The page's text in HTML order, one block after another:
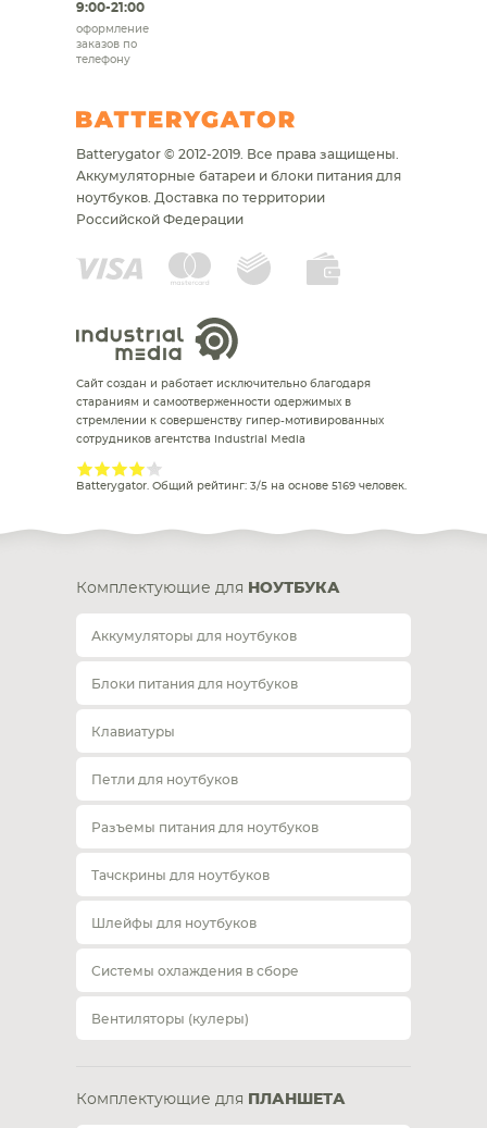
9:00-21:00
оформление
заказов по
телефону
Batterygator © 2012-2019. Все права защищены.
Аккумуляторные батареи и блоки питания для
ноутбуков. Доставка по территории
Российской Федерации
Сайт создан и работает исключительно благодаря
стараниям и самоотверженности одержимых в
стремлении к совершенству гипер-мотивированных
сотрудников агентства Industrial Media
Batterygator. Общий рейтинг: 3/5 на основе 5169 человек.
Комплектующие для НОУТБУКА
Аккумуляторы для ноутбуков
Блоки питания для ноутбуков
Клавиатуры
Петли для ноутбуков
Разъемы питания для ноутбуков
Тачскрины для ноутбуков
Шлейфы для ноутбуков
Системы охлаждения в сборе
Вентиляторы (кулеры)
Комплектующие для ПЛАНШЕТА